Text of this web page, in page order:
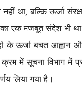
था, बल्कि ऊर्जा
एक मजबूत संदेश भी
के ऊर्जा बचत आह्वान
क्रम में सूचना विभाग में
लिया गया है।